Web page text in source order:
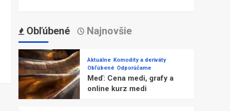
Obľúbené Najnovšie
Aktuálne Komodity a deriváty
Obľúbené Odporúčame
Meď: Cena medi, grafy a
online kurz medi